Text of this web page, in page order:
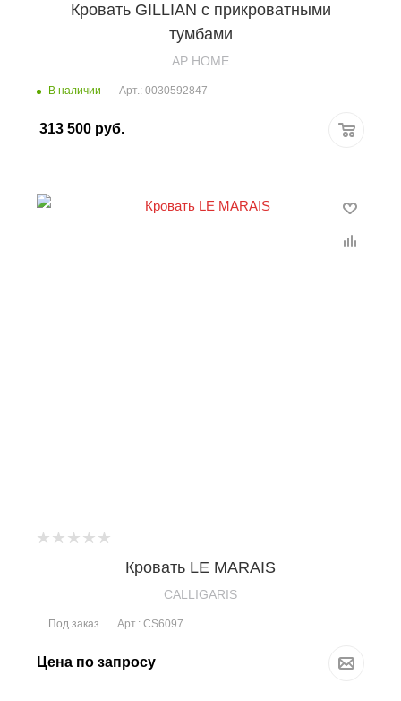
Кровать GILLIAN c прикроватными
тумбами
AP HOME
В наличии Арт.: 0030592847
313 500 руб.
Кровать LE MARAIS
CALLIGARIS
Под заказ Арт.: CS6097
Цена по запросу